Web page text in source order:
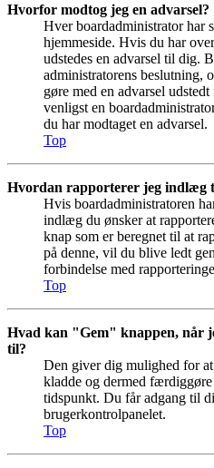
Hvorfor modtog jeg en advarsel?
Hver boardadministrator har
hjemmeside. Hvis du har
udstedes en advarsel til dig.
administratorens beslutning,
gøre med en advarsel
venligst en
du har modtaget en advarsel.
Top
Hvordan rapporterer jeg indlæg
Hvis boardadministratoren
indlæg du ønsker at
knap som er beregnet til at
på denne, vil du blive ledt
forbindelse med
Top
Hvad kan "Gem" knappen, når
til?
Den giver dig mulighed for
kladde og dermed færdiggøre
tidspunkt. Du får adgang til
brugerkontrolpanelet.
Top